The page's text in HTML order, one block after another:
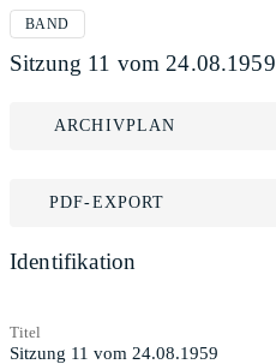
BAND
Sitzung 11 vom 24.08.1959
ARCHIVPLAN
PDF-EXPORT
Identifikation
Titel
Sitzung 11 vom 24.08.1959